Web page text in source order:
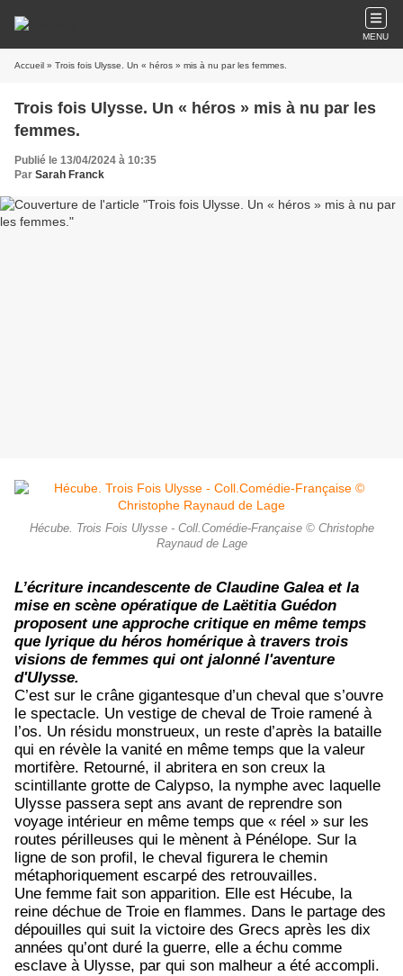
MENU
Accueil » Trois fois Ulysse. Un « héros » mis à nu par les femmes.
Trois fois Ulysse. Un « héros » mis à nu par les
femmes.
Publié le 13/04/2024 à 10:35
Par Sarah Franck
Hécube. Trois Fois Ulysse - Coll.Comédie-Française © Christophe
Raynaud de Lage
L’écriture incandescente de Claudine Galea et la
mise en scène opératique de Laëtitia Guédon
proposent une approche critique en même temps
que lyrique du héros homérique à travers trois
visions de femmes qui ont jalonné l'aventure
d'Ulysse.
C’est sur le crâne gigantesque d’un cheval que s’ouvre
le spectacle. Un vestige de cheval de Troie ramené à
l’os. Un résidu monstrueux, un reste d’après la bataille
qui en révèle la vanité en même temps que la valeur
mortifère. Retourné, il abritera en son creux la
scintillante grotte de Calypso, la nymphe avec laquelle
Ulysse passera sept ans avant de reprendre son
voyage intérieur en même temps que « réel » sur les
routes périlleuses qui le mènent à Pénélope. Sur la
ligne de son profil, le cheval figurera le chemin
métaphoriquement escarpé des retrouvailles.
Une femme fait son apparition. Elle est Hécube, la
reine déchue de Troie en flammes. Dans le partage des
dépouilles qui suit la victoire des Grecs après les dix
années qu’ont duré la guerre, elle a échu comme
esclave à Ulysse, par qui son malheur a été accompli.